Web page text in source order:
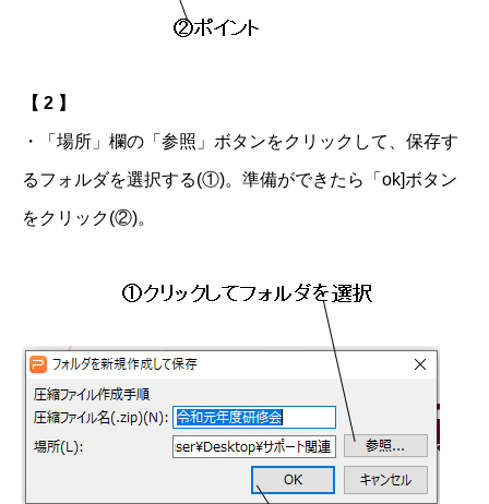
【 2 】
・「場所」欄の「参照」ボタンをクリックして、保存す
るフォルダを選択する(①)。準備ができたら「ok]ボタン
をクリック(②)。